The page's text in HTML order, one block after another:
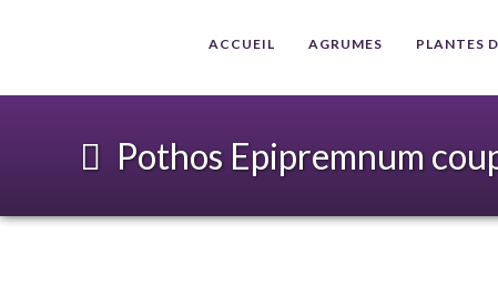
ACCUEIL AGRUMES PLANTES
Pothos Epipremnum